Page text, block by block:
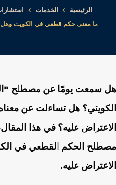
الرئيسية الخدمات
ما معنى حكم قطعي في الكويت وهل
هل سمعت يومًا عن مصطلح
الكويتي؟ هل تساءلت عن معناه
الاعتراض عليه؟ في هذا
مصطلح الحكم القطعي في
الاعتراض عليه.